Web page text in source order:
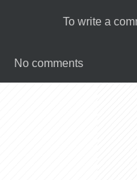
To write a
No comments